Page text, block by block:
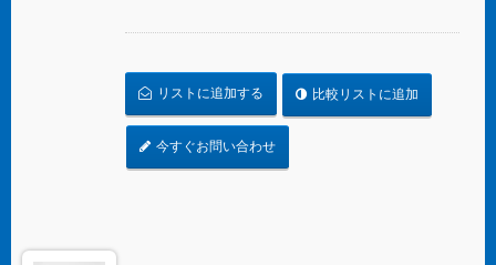
重い支持が必要な場合は、ネジ用の取り付け穴が用
表面に取り付け、その後、ケーブルタイを挿入して
ワイヤーバンドルを固定します。
リストに追加する 比較リストに追加
今すぐお問い合わせ